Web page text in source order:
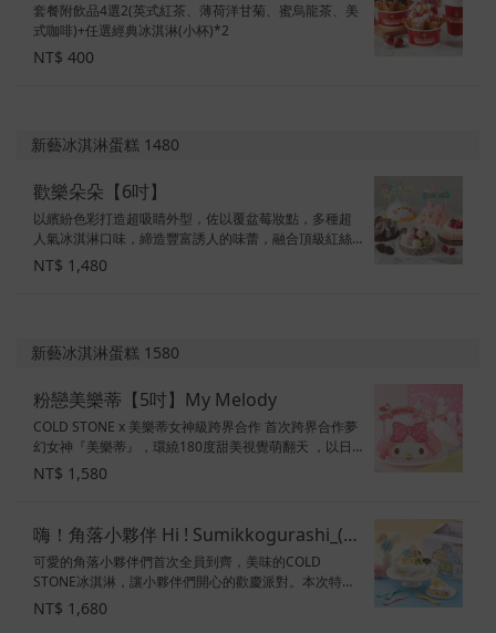
套餐附飲品4選2(英式紅茶、薄荷洋甘菊、蜜烏龍茶、美
式咖啡)+任選經典冰淇淋(小杯)*2
NT$ 400
新藝冰淇淋蛋糕 1480
歡樂朵朵【6吋】
以繽紛色彩打造超吸睛外型，佐以覆盆莓妝點，多種超
人氣冰淇淋口味，締造豐富誘人的味蕾，融合頂級紅絲
絨海綿蛋糕，散發令人難以抗拒的魔力！ 6吋$1,480 ※
購買蛋糕贈一組餐盤(6入),鋼刀需另外加購 口味：香奶冰
NT$ 1,480
新藝冰淇淋蛋糕 1580
粉戀美樂蒂【5吋】My Melody
COLD STONE x 美樂蒂女神級跨界合作 首次跨界合作夢
幻女神『美樂蒂』，環繞180度甜美視覺萌翻天 ，以日
韓手繪風格設計打造限量專屬旗幟、多面提盒設計，享
受極致幸福樂趣，嚴選草莓冰淇淋揉合蔓越莓，完美呈
美好的悸動昇 華浪漫生活。 5吋$1,580 ※附贈限量專屬
提盒、美樂蒂旗幟組 ※購買蛋糕贈一組餐盤(6入),鋼刀需
另外加購 口味：草莓冰淇淋+蔓越莓、蜂蜜冰淇淋、海綿
蛋糕 素食標示：奶蛋素
NT$ 1,580
嗨！角落小夥伴 Hi ! Sumikkogurashi_(台
南中山)
可愛的角落小夥伴們首次全員到齊，美味的COLD
STONE冰淇淋，讓小夥伴們開心的歡慶派對。本次特別
將COLD STONE冰淇淋口味多樣化的特色與小夥伴們結
合，嚴選5種人氣風味冰淇淋，與每位小夥伴們的代表色
NT$ 1,680